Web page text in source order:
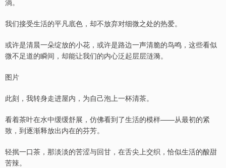
我们接受生活的平凡底色，却不放弃对细微之处的热爱。
或许是清晨一朵绽放的小花，或许是路边一声清脆的鸟鸣，这些看似
微不足道的瞬间，却能让我们的内心泛起层层涟漪。
图片
此刻，我转身走进屋内，为自己泡上一杯清茶。
看着茶叶在水中缓缓舒展，仿佛看到了生活的模样——从最初的紧
致，到逐渐释放出内在的芬芳。
轻抿一口茶，那淡淡的苦涩与回甘，在舌尖上交织，恰似生活的酸甜
苦辣。